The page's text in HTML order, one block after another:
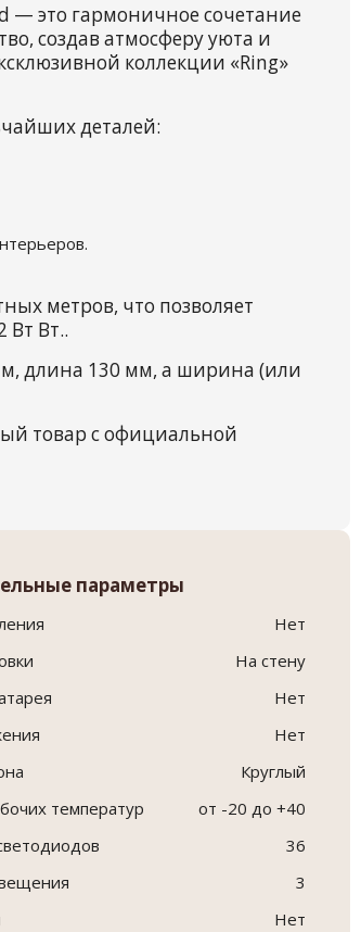
— это гармоничное сочетание
создав атмосферу уюта и
коллекции «Ring»
деталей:
метров, что позволяет
Вт Вт..
длина 130 мм, а ширина (или
товар с официальной
параметры
Нет
На стену
Нет
Нет
Круглый
температур
от -20 до +40
36
3
Нет